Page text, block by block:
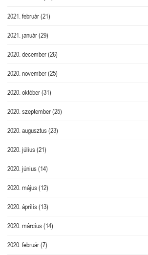
2021. február(21)
2021. január(29)
2020. december(26)
2020. november(25)
2020. október(31)
2020. szeptember(25)
2020. augusztus(23)
2020. július(21)
2020. június(14)
2020. május(12)
2020. április(13)
2020. március(14)
2020. február(7)